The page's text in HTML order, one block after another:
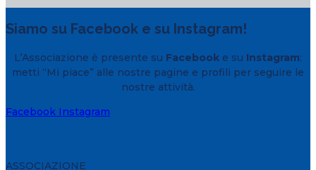
Siamo su Facebook e su Instagram!
L’Associazione è presente su Facebook e su Instagram:
metti “Mi piace” alle nostre pagine e profili per seguire le
nostre attività.
Facebook Instagram
ASSOCIAZIONE